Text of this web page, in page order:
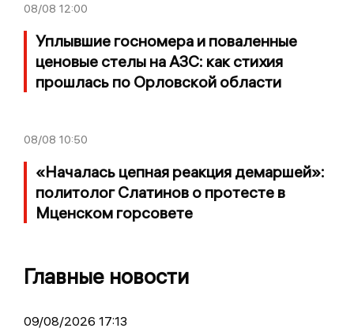
08/08 12:00
Уплывшие госномера и поваленные
ценовые стелы на АЗС: как стихия
прошлась по Орловской области
08/08 10:50
«Началась цепная реакция демаршей»:
политолог Слатинов о протесте в
Мценском горсовете
Главные новости
09/08/2026 17:13